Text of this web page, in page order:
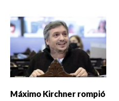
Máximo Kirchner rompió